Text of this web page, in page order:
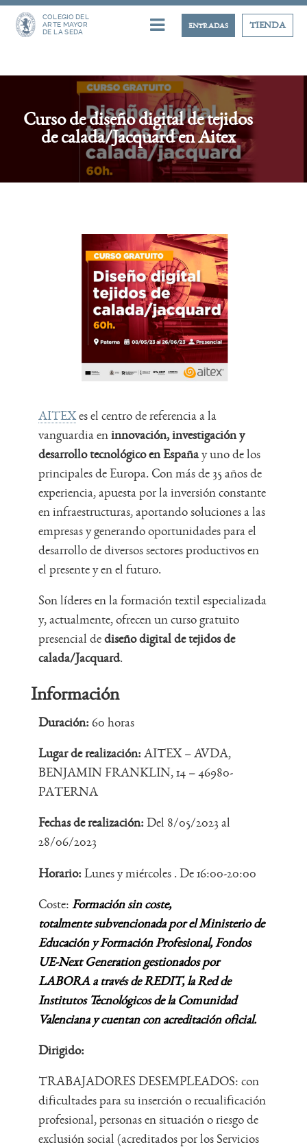
COLEGIO DEL
ARTE MAYOR
DE LA SEDA
ENTRADAS TIENDA
Curso de diseño digital de tejidos
de calada/Jacquard en Aitex
AITEXes el centro de referencia a la
vanguardia en innovación, investigación y
desarrollo tecnológico en Españay uno de los
principales de Europa. Con más de 35 años de
experiencia, apuesta por la inversión constante
en infraestructuras, aportando soluciones a las
empresas y generando oportunidades para el
desarrollo de diversos sectores productivos en
el presente y en el futuro.
Son líderes en la formación textil especializada
y, actualmente, ofrecen un curso gratuito
presencial de diseño digital de tejidos de
calada/Jacquard.
Información
Duración:60 horas
Lugar de realización:AITEX – AVDA,
BENJAMIN FRANKLIN, 14 – 46980-
PATERNA
Fechas de realización:Del 8/05/2023 al
28/06/2023
Horario:Lunes y miércoles . De 16:00-20:00
Coste: Formación sin coste,
totalmente subvencionada por el Ministerio de
Educación y Formación Profesional, Fondos
UE-Next Generation gestionados por
LABORA a través de REDIT, la Red de
Institutos Tecnológicos de la Comunidad
Valenciana y cuentan con acreditación oficial.
Dirigido:
TRABAJADORES DESEMPLEADOS: con
dificultades para su inserción o recualificación
profesional, personas en situación o riesgo de
exclusión social (acreditados por los Servicios